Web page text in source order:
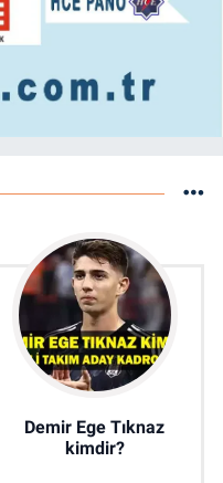
Demir Ege Tıknaz
kimdir?